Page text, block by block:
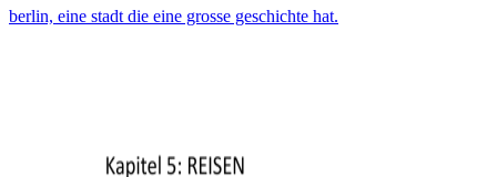
berlin, eine stadt die eine grosse geschichte hat.